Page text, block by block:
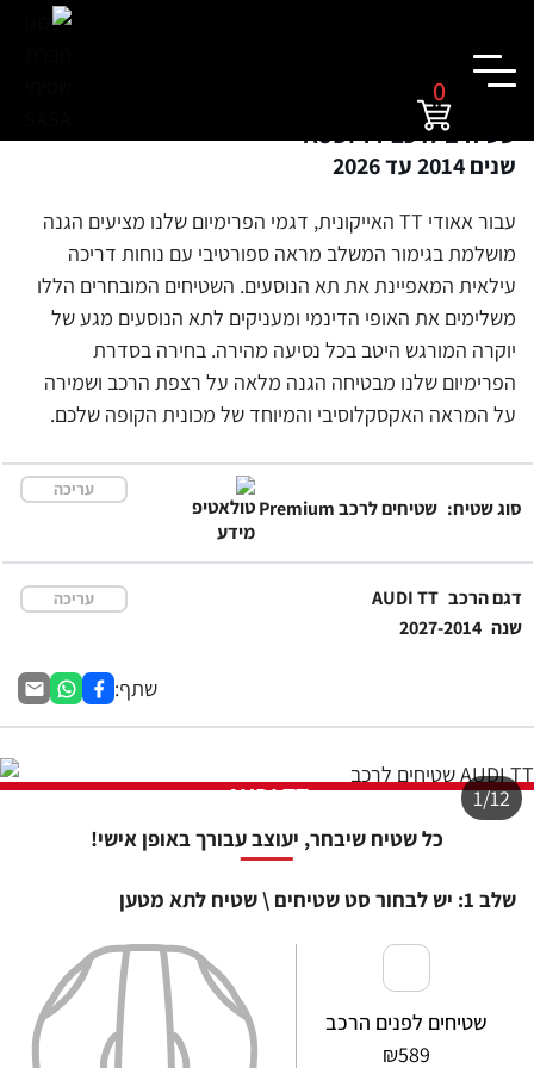
0
שטיחים לרכב AUDI TT
שנים 2014 עד 2026
עבור אאודי TT האייקונית, דגמי הפרימיום שלנו מציעים הגנה
מושלמת בגימור המשלב מראה ספורטיבי עם נוחות דריכה
עילאית המאפיינת את תא הנוסעים. השטיחים המובחרים הללו
משלימים את האופי הדינמי ומעניקים לתא הנוסעים מגע של
יוקרה המורגש היטב בכל נסיעה מהירה. בחירה בסדרת
הפרימיום שלנו מבטיחה הגנה מלאה על רצפת הרכב ושמירה
על המראה האקסקלוסיבי והמיוחד של מכונית הקופה שלכם.
סוג שטיח: שטיחים לרכב Premium
עריכה
דגם הרכב AUDI TT
שנה 2027-2014
עריכה
שתף:
1/12
AUDI TT
כל שטיח שיבחר, יעוצב עבורך באופן אישי!
שלב 1: יש לבחור סט שטיחים \ שטיח לתא מטען
שטיחים לפנים הרכב
₪589